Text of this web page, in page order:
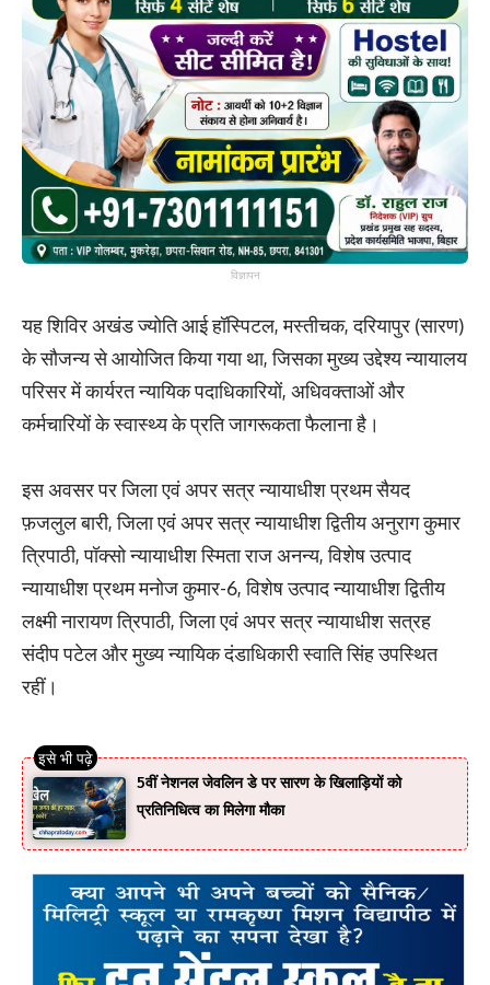
विज्ञापन
यह शिविर अखंड ज्योति आई हॉस्पिटल, मस्तीचक, दरियापुर (सारण)
के सौजन्य से आयोजित किया गया था, जिसका मुख्य उद्देश्य न्यायालय
परिसर में कार्यरत न्यायिक पदाधिकारियों, अधिवक्ताओं और
कर्मचारियों के स्वास्थ्य के प्रति जागरूकता फैलाना है।
इस अवसर पर जिला एवं अपर सत्र न्यायाधीश प्रथम सैयद
फ़जलुल बारी, जिला एवं अपर सत्र न्यायाधीश द्वितीय अनुराग कुमार
त्रिपाठी, पॉक्सो न्यायाधीश स्मिता राज अनन्य, विशेष उत्पाद
न्यायाधीश प्रथम मनोज कुमार-6, विशेष उत्पाद न्यायाधीश द्वितीय
लक्ष्मी नारायण त्रिपाठी, जिला एवं अपर सत्र न्यायाधीश सत्रह
संदीप पटेल और मुख्य न्यायिक दंडाधिकारी स्वाति सिंह उपस्थित
रहीं।
5वीं नेशनल जेवलिन डे पर सारण के खिलाड़ियों को
प्रतिनिधित्व का मिलेगा मौका